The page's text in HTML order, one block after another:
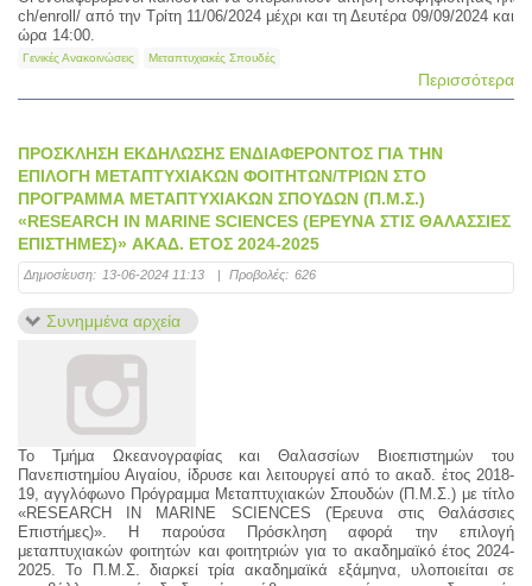
ch/enroll/ από την Τρίτη 11/06/2024 μέχρι και τη Δευτέρα 09/09/2024 και
ώρα 14:00.
Γενικές Ανακοινώσεις Μεταπτυχιακές Σπουδές
Περισσότερα
ΠΡΟΣΚΛΗΣΗ ΕΚΔΗΛΩΣΗΣ ΕΝΔΙΑΦΕΡΟΝΤΟΣ ΓΙΑ ΤΗΝ
ΕΠΙΛΟΓΗ ΜΕΤΑΠΤΥΧΙΑΚΩΝ ΦΟΙΤΗΤΩΝ/ΤΡΙΩΝ ΣΤΟ
ΠΡΟΓΡΑΜΜΑ ΜΕΤΑΠΤΥΧΙΑΚΩΝ ΣΠΟΥΔΩΝ (Π.Μ.Σ.)
«RESEARCH IN MARINE SCIENCES (ΕΡΕΥΝΑ ΣΤΙΣ ΘΑΛΑΣΣΙΕΣ
ΕΠΙΣΤΗΜΕΣ)» ΑΚΑΔ. ΕΤΟΣ 2024-2025
Δημοσίευση: 13-06-2024 11:13 | Προβολές: 626
Συνημμένα αρχεία
Το Τμήμα Ωκεανογραφίας και Θαλασσίων Βιοεπιστημών του
Πανεπιστημίου Αιγαίου, ίδρυσε και λειτουργεί από το ακαδ. έτος 2018-
19, αγγλόφωνο Πρόγραμμα Μεταπτυχιακών Σπουδών (Π.Μ.Σ.) με τίτλο
«RESEARCH IN MARINE SCIENCES (Έρευνα στις Θαλάσσιες
Επιστήμες)». Η παρούσα Πρόσκληση αφορά την επιλογή
μεταπτυχιακών φοιτητών και φοιτητριών για το ακαδημαϊκό έτος 2024-
2025. Το Π.Μ.Σ. διαρκεί τρία ακαδημαϊκά εξάμηνα, υλοποιείται σε